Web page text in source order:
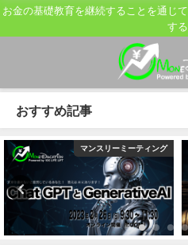
お金の基礎教育を継続することを通じ
する
おすすめ記事
マンスリーミーティング